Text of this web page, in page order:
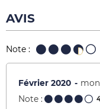
AVIS
Note :
Février 2020
Note :